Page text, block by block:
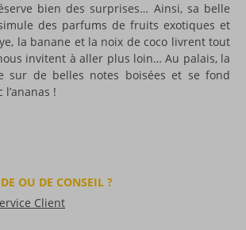
bien des surprises… Ainsi, sa belle
des parfums de fruits exotiques et
la banane et la noix de coco livrent tout
invitent à aller plus loin… Au palais, la
sur de belles notes boisées et se fond
!
OU DE CONSEIL ?
Client